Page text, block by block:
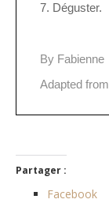
Déguster.
By Fabienne
Adapted from
Partager :
Facebook